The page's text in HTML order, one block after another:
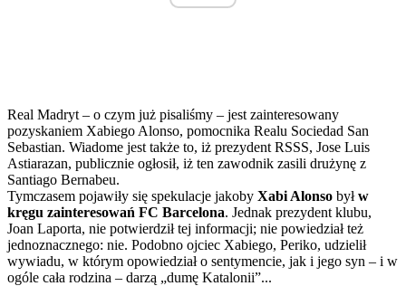
Real Madryt – o czym już pisaliśmy – jest zainteresowany
pozyskaniem Xabiego Alonso, pomocnika Realu Sociedad San
Sebastian. Wiadome jest także to, iż prezydent RSSS, Jose Luis
Astiarazan, publicznie ogłosił, iż ten zawodnik zasili drużynę z
Santiago Bernabeu.
Tymczasem pojawiły się spekulacje jakoby Xabi Alonso byłw
kręgu zainteresowań FC Barcelona. Jednak prezydent klubu,
Joan Laporta, nie potwierdził tej informacji; nie powiedział też
jednoznacznego: nie. Podobno ojciec Xabiego, Periko, udzielił
wywiadu, w którym opowiedział o sentymencie, jak i jego syn – i w
ogóle cała rodzina – darzą „dumę Katalonii”...